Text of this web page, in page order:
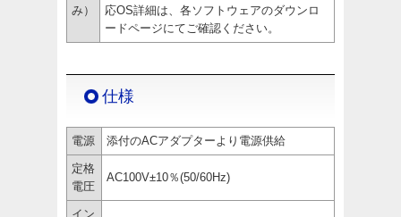
み）
応OS詳細は、各ソフトウェアのダウンロ
ードページにてご確認ください。
仕様
電源 添付のACアダプターより電源供給
定格
電圧
AC100V±10％(50/60Hz)
イン